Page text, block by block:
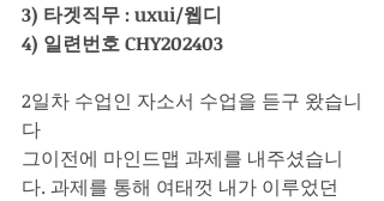
3) 타겟직무 : uxui/웹디
4) 일련번호 CHY202403
2일차 수업인 자소서 수업을 듣구 왔습니
다
그이전에 마인드맵 과제를 내주셨습니
다. 과제를 통해 여태껏 내가 이루었던